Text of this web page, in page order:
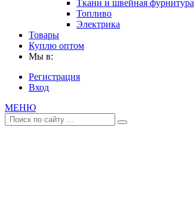
Ткани и швейная фурнитура
Топливо
Электрика
Товары
Куплю оптом
Мы в:
Регистрация
Вход
МЕНЮ